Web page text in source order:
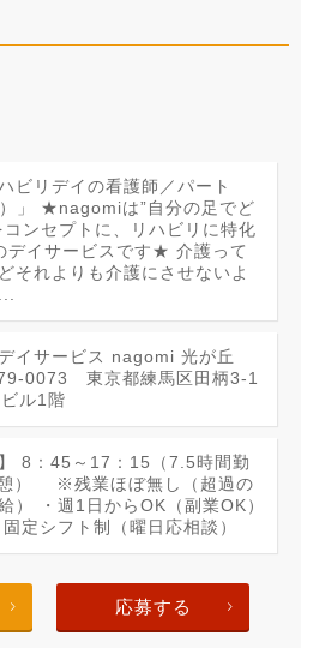
ビリデイの看護師／パート
）」 ★nagomiは”自分の足でど
コンセプトに、リハビリに特化
デイサービスです★ 介護って
それよりも介護にさせないよ
デイサービス nagomi 光が丘
0073 東京都練馬区田柄3-1
ル1階
】 8：45～17：15（7.5時間勤
） ※残業ほぼ無し（超過の
） ・週1日からOK（副業OK）
固定シフト制（曜日応相談）
応募する